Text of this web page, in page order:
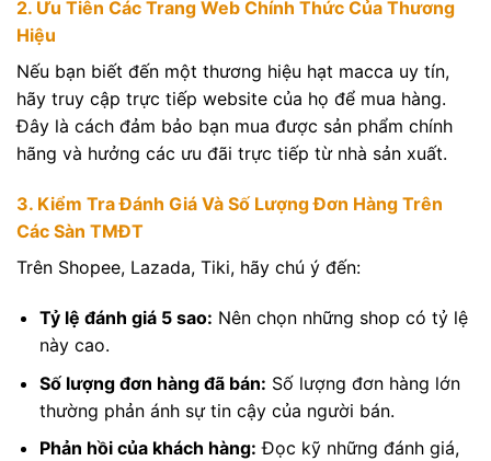
2. Ưu Tiên Các Trang Web Chính Thức Của Thương
Hiệu
Nếu bạn biết đến một thương hiệu hạt macca uy tín,
hãy truy cập trực tiếp website của họ để mua hàng.
Đây là cách đảm bảo bạn mua được sản phẩm chính
hãng và hưởng các ưu đãi trực tiếp từ nhà sản xuất.
3. Kiểm Tra Đánh Giá Và Số Lượng Đơn Hàng Trên
Các Sàn TMĐT
Trên Shopee, Lazada, Tiki, hãy chú ý đến:
Tỷ lệ đánh giá 5 sao: Nên chọn những shop có tỷ lệ
này cao.
Số lượng đơn hàng đã bán: Số lượng đơn hàng lớn
thường phản ánh sự tin cậy của người bán.
Phản hồi của khách hàng: Đọc kỹ những đánh giá,